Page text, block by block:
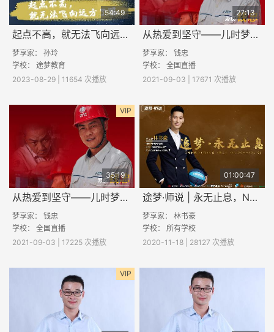
54:49
起点不高，就无法飞向远方了吗？
梦享家： 孙玲
学校： 途梦教育
2023-08-29 | 11654 次播放
27:13
从热爱到坚守——儿时梦想点亮万家灯火（下）
梦享家： 钱忠
学校： 全国直播
2021-09-03 | 17671 次播放
VIP
35:19
从热爱到坚守——儿时梦想点亮万家灯火（上）
梦享家： 钱忠
学校： 全国直播
2021-09-03 | 17225 次播放
01:00:47
途梦·师说 | 永无止息，NBA明星球员林书豪的追梦之路
梦享家： 林书豪
学校： 所有学校
2020-11-18 | 28127 次播放
VIP